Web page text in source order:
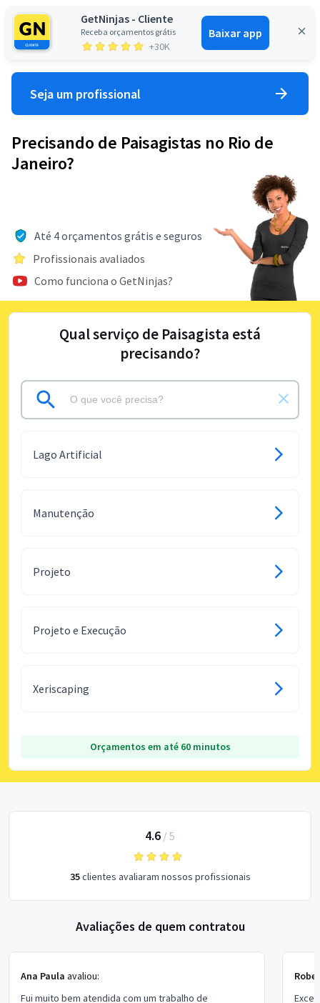
GetNinjas - Cliente
Receba orçamentos grátis
+30K
Baixar app
Entrar
Seja um profissional
Precisando de Paisagistas no Rio de
Janeiro?
Até 4 orçamentos grátis e seguros
Profissionais avaliados
Como funciona o GetNinjas?
Qual serviço de Paisagista está
precisando?
Lago Artificial
Manutenção
Projeto
Projeto e Execução
Xeriscaping
Orçamentos em até 60 minutos
4.6 / 5
35clientes avaliaram nossos profissionais
Avaliações de quem contratou
Ana Paula avaliou:
Fui muito bem atendida com um trabalho de